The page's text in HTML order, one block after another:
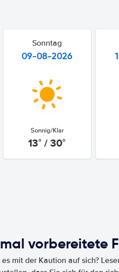
Sonntag
09-08-2026
Sonnig/Klar
13° / 30°
vorbereitete
mit der Kaution auf sich?